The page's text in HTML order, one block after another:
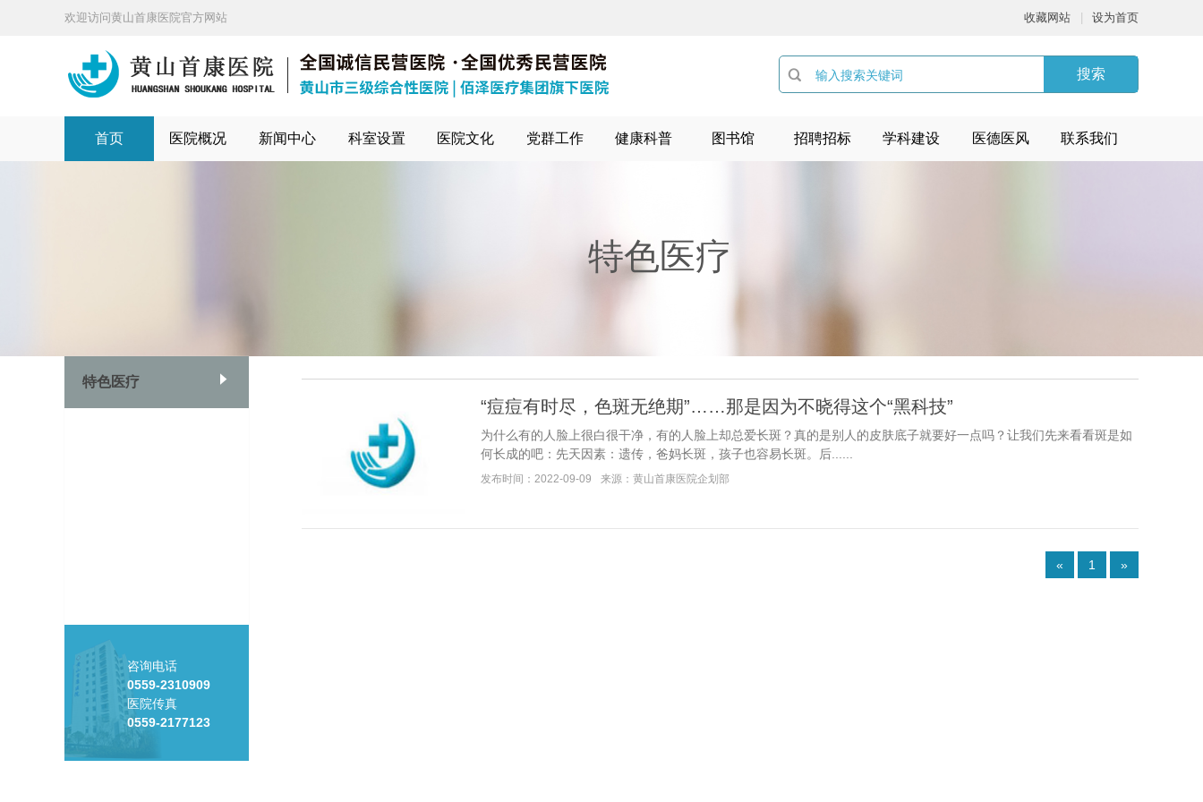
欢迎访问黄山首康医院官方网站 收藏网站 设为首页
 搜索
首页 医院概况 新闻中心 科室设置 医院文化 党群工作 健康科普 图书馆 招聘招标 学科建设 医德医风 联系我们
特色医疗
特色医疗
咨询电话
0559-2310909
医院传真
0559-2177123
“痘痘有时尽，色斑无绝期”……那是因为不晓得这个“黑科技”
为什么有的人脸上很白很干净，有的人脸上却总爱长斑？真的是别人的皮肤底子就要好一点吗？让我们先来看看斑是如
何长成的吧：先天因素：遗传，爸妈长斑，孩子也容易长斑。后......
发布时间：2022-09-09 来源：黄山首康医院企划部
« 1 »